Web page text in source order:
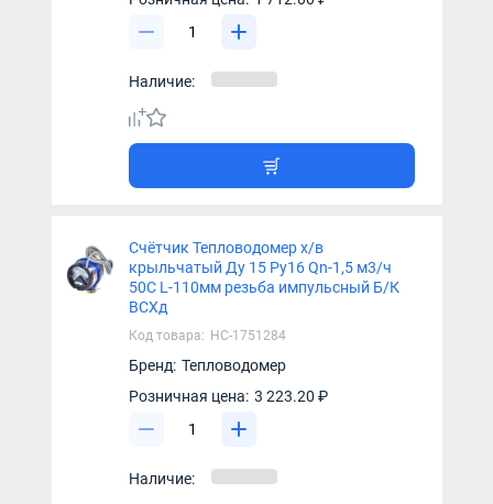
Наличие:
Счётчик Тепловодомер х/в
крыльчатый Ду 15 Ру16 Qn-1,5 м3/ч
50С L-110мм резьба импульсный Б/К
ВСХд
Код товара: НС-1751284
Бренд: Тепловодомер
Розничная цена: 3 223.20 ₽
Наличие: